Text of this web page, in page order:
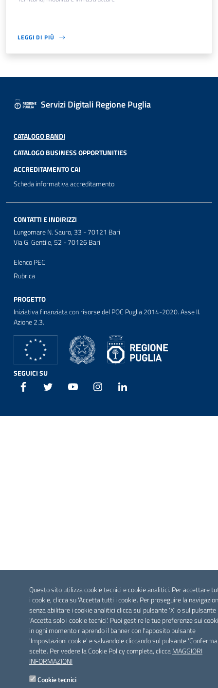
Questo sito utilizza cookie tecnici e cookie analitici. Per accettare
i cookie, clicca su 'Accetta tutti i cookie'. Per proseguire la
senza abilitare i cookie analitici clicca sul pulsante 'X' o sul pulsante
'Accetta solo i cookie tecnici'. Puoi gestire le tue preferenze sui
in ogni momento riaprendo il banner con l'apposito pulsante
'Impostazioni cookie' e salvandole cliccando sul pulsante
scelte'. Per vedere la Cookie Policy completa, cliccaMAGGIORI
INFORMAZIONI
Cookie tecnici
LEGGI DI PIÙ
Servizi Digitali Regione Puglia
CATALOGO BANDI
CATALOGO BUSINESS OPPORTUNITIES
ACCREDITAMENTO CAI
Scheda informativa accreditamento
CONTATTI E INDIRIZZI
Lungomare N. Sauro, 33 - 70121 Bari
Via G. Gentile, 52 - 70126 Bari
Elenco PEC
Rubrica
PROGETTO
Iniziativa finanziata con risorse del POC Puglia 2014-2020. Asse II.
Azione 2.3.
SEGUICI SU
Facebook Twitter Youtube Instagram